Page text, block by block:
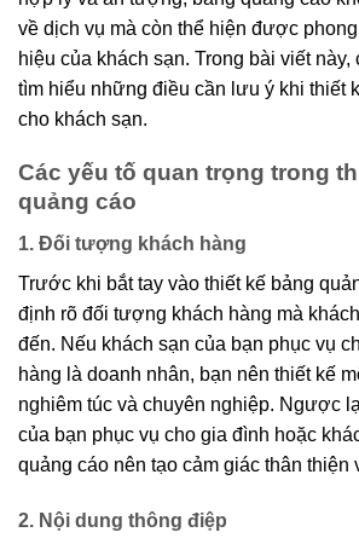
về dịch vụ mà còn thể hiện được
hiệu của khách sạn. Trong bài viết này,
tìm hiểu những điều cần lưu ý khi thiết
cho khách sạn.
Các yếu tố quan trọng trong
quảng cáo
1. Đối tượng khách hàng
Trước khi bắt tay vào thiết kế bảng
định rõ đối tượng khách hàng mà
đến. Nếu khách sạn của bạn phục vụ
hàng là doanh nhân, bạn nên thiết kế
nghiêm túc và chuyên nghiệp. Ngược
của bạn phục vụ cho gia đình hoặc
quảng cáo nên tạo cảm giác thân thiện
2. Nội dung thông điệp